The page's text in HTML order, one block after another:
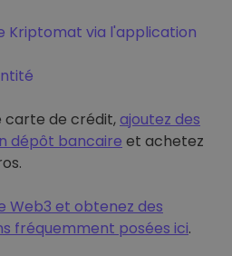
Kriptomat via l'application
carte de crédit,ajoutez des
dépôt bancaire et achetez
Web3 et obtenez des
fréquemment posées ici.